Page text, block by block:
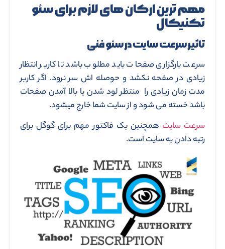
مهم ترین ارکان های لازم برای سئو
تکنیکال
تاثیر سرعت سایت در سئو فنی
سرعت بارگزاری صفحات باید مطلوب باشد تا کاربر انتظار
زیادی در صفحه نکشد و حوصله اش سر نرود. اگر کاربر
مدت زمان زیادی را منتظر لود شدن یا بالا آمدن صفحات
باشد خسته می شود و از سایت شما خارج میشود.
سرعت سایت همچنین یک فاکتور مهم برای گوگل برای
رتبه دادن به سایت است.